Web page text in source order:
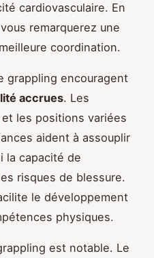
cardiovasculaire. En
remarquerez une
coordination.
grappling encouragent
accrues. Les
les positions variées
aident à assouplir
la capacité de
risques de blessure.
le développement
physiques.
est notable. Le